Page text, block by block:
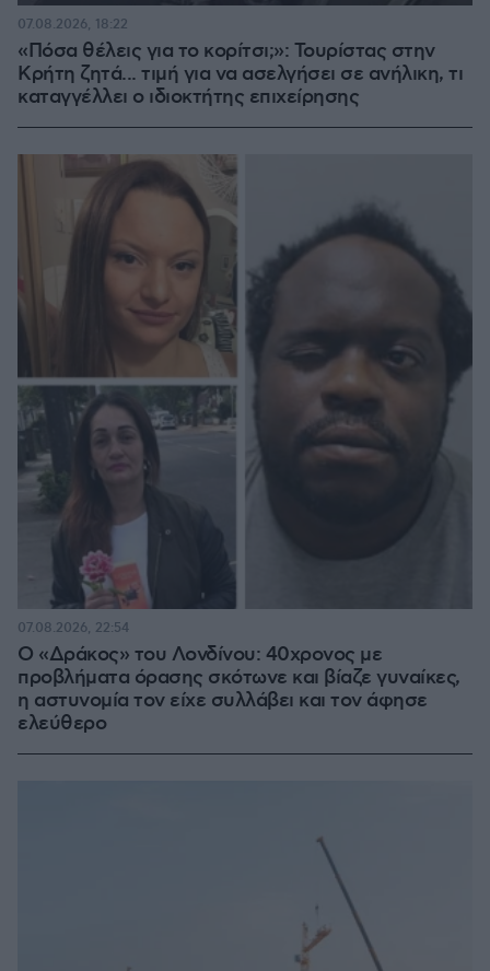
«Πόσα θέλεις για το κορίτσι;»: Τουρίστας στην
Κρήτη ζητά... τιμή για να ασελγήσει σε ανήλικη, τι
καταγγέλλει ο ιδιοκτήτης επιχείρησης
07.08.2026, 18:22
Ο «Δράκος» του Λονδίνου: 40χρονος με
προβλήματα όρασης σκότωνε και βίαζε γυναίκες,
η αστυνομία τον είχε συλλάβει και τον άφησε
ελεύθερο
07.08.2026, 22:54